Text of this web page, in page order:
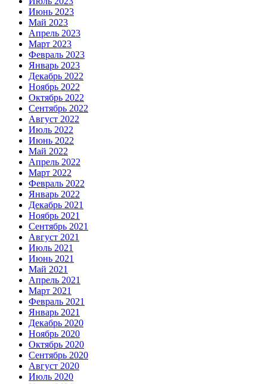
Июнь 2023
Май 2023
Апрель 2023
Март 2023
Февраль 2023
Январь 2023
Декабрь 2022
Ноябрь 2022
Октябрь 2022
Сентябрь 2022
Август 2022
Июль 2022
Июнь 2022
Май 2022
Апрель 2022
Март 2022
Февраль 2022
Январь 2022
Декабрь 2021
Ноябрь 2021
Сентябрь 2021
Август 2021
Июль 2021
Июнь 2021
Май 2021
Апрель 2021
Март 2021
Февраль 2021
Январь 2021
Декабрь 2020
Ноябрь 2020
Октябрь 2020
Сентябрь 2020
Август 2020
Июль 2020